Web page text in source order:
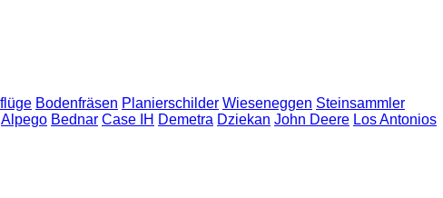
Bodenfräsen Planierschilder Wieseneggen Steinsammler
Alpego Bednar Case IH Demetra Dziekan John Deere Los Antonios